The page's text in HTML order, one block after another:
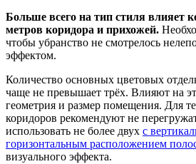
Больше всего на тип стиля влияет
метров коридора и прихожей.
чтобы убранство не смотрелось
эффектом.
Количество основных цветовых
чаще не превышает трёх. Влияют на
геометрия и размер помещения. Для
коридоров рекомендуют не
использовать не более двух с
горизонтальным расположением
визуального эффекта.